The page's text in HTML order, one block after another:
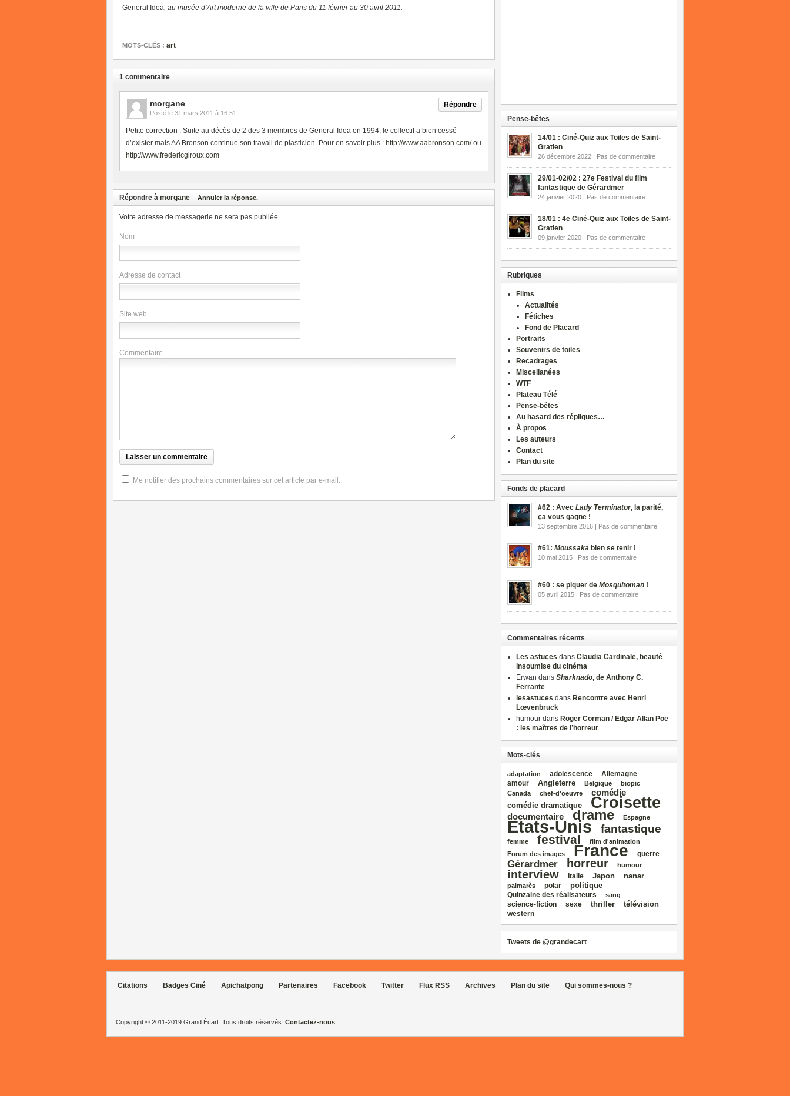
General Idea, au musée d’Art moderne de la ville de Paris du 11 février au 30 avril 2011.
MOTS-CLÉS : art
1 commentaire
Répondre
morgane
Posté le 31 mars 2011 à 16:51
Petite correction : Suite au décès de 2 des 3 membres de General Idea en 1994, le collectif a bien cessé
d’exister mais AA Bronson continue son travail de plasticien. Pour en savoir plus : http://www.aabronson.com/ou
http://www.fredericgiroux.com
Répondre à morgane Annuler la réponse.
Votre adresse de messagerie ne sera pas publiée.
Nom
Adresse de contact
Site web
Commentaire
Me notifier des prochains commentaires sur cet article par e-mail.
Pense-bêtes
14/01 : Ciné-Quiz aux Toiles de Saint-
Gratien
26 décembre 2022 | Pas de commentaire
29/01-02/02 : 27e Festival du film
fantastique de Gérardmer
24 janvier 2020 | Pas de commentaire
18/01 : 4e Ciné-Quiz aux Toiles de Saint-
Gratien
09 janvier 2020 | Pas de commentaire
Rubriques
Films
Actualités
Fétiches
Fond de Placard
Portraits
Souvenirs de toiles
Recadrages
Miscellanées
WTF
Plateau Télé
Pense-bêtes
Au hasard des répliques…
À propos
Les auteurs
Contact
Plan du site
Fonds de placard
#62 : Avec Lady Terminator, la parité,
ça vous gagne !
13 septembre 2016 | Pas de commentaire
#61: Moussaka bien se tenir !
10 mai 2015 | Pas de commentaire
#60 : se piquer de Mosquitoman !
05 avril 2015 | Pas de commentaire
Commentaires récents
Les astuces dans Claudia Cardinale, beauté
insoumise du cinéma
Erwan dans Sharknado, de Anthony C.
Ferrante
lesastuces dans Rencontre avec Henri
Lœvenbruck
humour dans Roger Corman / Edgar Allan Poe
: les maîtres de l’horreur
Mots-clés
adaptation adolescence Allemagne
amour Angleterre Belgique
biopic
Canada
chef‑d'oeuvre comédie
comédie dramatique Croisette
documentaire drame Espagne
Etats‑Unis fantastique
femme festival
film d'animation
Forum des images
France guerre
Gérardmer horreur humour
interview Italie Japon nanar
palmarès polar politique
Quinzaine des réalisateurs sang
science‑fiction sexe thriller télévision
western
Tweets de @grandecart
Citations Badges Ciné Apichatpong Partenaires Facebook Twitter Flux RSS Archives Plan du site Qui sommes-nous ?
Copyright © 2011-2019 Grand Écart. Tous droits réservés. Contactez-nous